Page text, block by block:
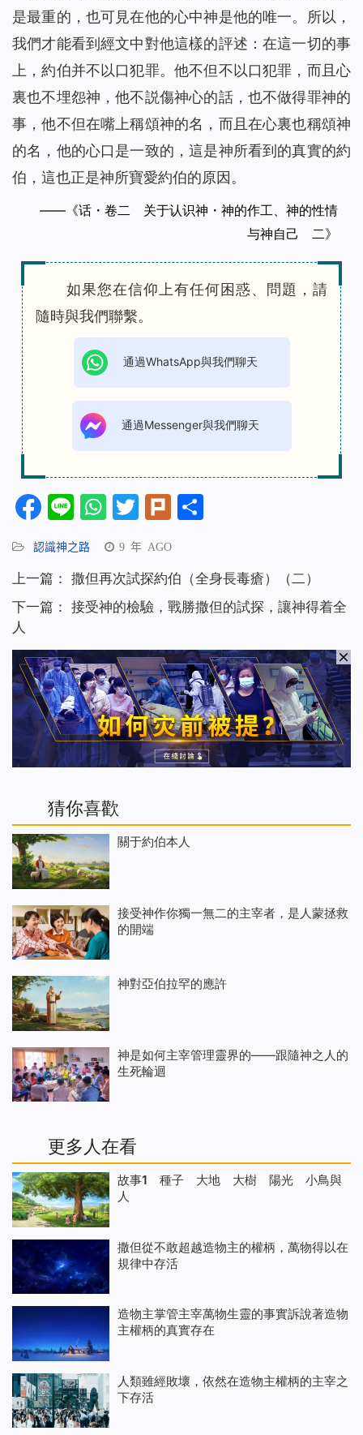
是最重的，也可見在他的心中神是他的唯一。所以，
我們才能看到經文中對他這樣的評述：在這一切的事
上，約伯并不以口犯罪。他不但不以口犯罪，而且心
裏也不埋怨神，他不説傷神心的話，也不做得罪神的
事，他不但在嘴上稱頌神的名，而且在心裏也稱頌神
的名，他的心口是一致的，這是神所看到的真實的約
伯，這也正是神所寶愛約伯的原因。
——《话・卷二 关于认识神・神的作工、神的性情
与神自己 二》
如果您在信仰上有任何困惑、問題，請
隨時與我們聯繫。
通過WhatsApp與我們聊天
通過Messenger與我們聊天
Facebook
LineWhatsApp
Twitter
Plurk
認識神之路 9 年 AGO
上一篇： 撒但再次試探約伯（全身長毒瘡）（二）
下一篇： 接受神的檢驗，戰勝撒但的試探，讓神得着全
人
猜你喜歡
關于約伯本人
接受神作你獨一無二的主宰者，是人蒙拯救
的開端
神對亞伯拉罕的應許
神是如何主宰管理靈界的——跟隨神之人的
生死輪迴
更多人在看
故事1 種子 大地 大樹 陽光 小鳥與
人
撒但從不敢超越造物主的權柄，萬物得以在
規律中存活
造物主掌管主宰萬物生靈的事實訴說著造物
主權柄的真實存在
人類雖經敗壞，依然在造物主權柄的主宰之
下存活